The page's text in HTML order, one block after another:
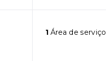
1Área de serviço